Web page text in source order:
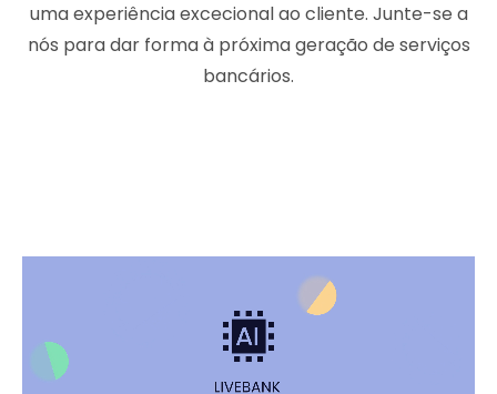
uma experiência excecional ao cliente. Junte-se a
nós para dar forma à próxima geração de serviços
bancários.